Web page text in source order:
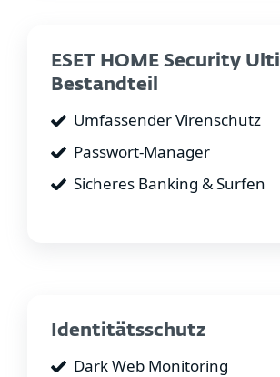
ESET HOME Security
Bestandteil
Umfassender Virenschutz
Passwort-Manager
Sicheres Banking & Surfen
Identitätsschutz
Dark Web Monitoring